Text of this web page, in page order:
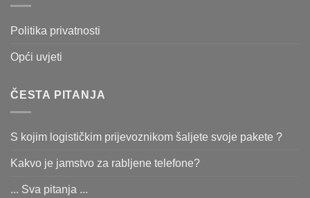
Politika privatnosti
Opći uvjeti
ČESTA PITANJA
S kojim logističkim prijevoznikom šaljete svoje pakete ?
Kakvo je jamstvo za rabljene telefone?
... Sva pitanja ...